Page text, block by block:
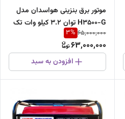
موتور برق بنزینی هواسدان مدل
H3500-G توان ۳.۲ کیلو وات تک
فاز
65,000,000
3%
63,000,000
افزودن به سبد